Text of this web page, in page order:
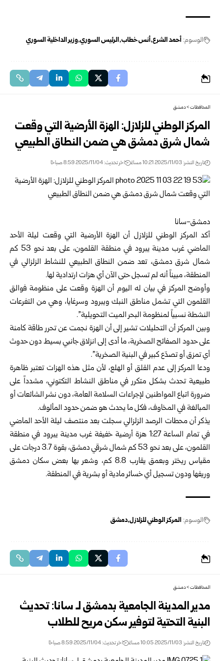
الوسوم: أحمد الشرع أنس خطاب الرئيس السوري وزير الداخلية السوري
المحافظات>دمشق
المركز الوطني للزلازل: الهزة الأرضية التي وقعت
شمال شرق دمشق هي ضمن النطاق الطبيعي
تاريخ النشر: 2025/11/03 10:21 مساءً اخر تحديث: 2025/11/04 8:59 صباحًا
دمشق-سانا
أكد المركز الوطني للزلازل أن الهزة الأرضية التي وقعت ليلة الأحد
الماضي غرب مدينة يبرود في منطقة القلمون، على بعد نحو 53 كم
شمال شرق دمشق، تعد ضمن النطاق الطبيعي للنشاط الزلزالي في
المنطقة، مبيناً أنه لم تسجل حتى الآن أي هزات ارتدادية لها.
وأوضح المركز في بيان له اليوم أن الهزة وقعت على منظومة فوالق
القلمون التي تشمل مناطق النبك ويبرود وسرغايا، وهي من التفرعات
النشطة نسبياً لمنظومة البحر الميت التحويلية”.
وبين المركز أن التحليلات تشير إلى أن الهزة نجمت عن تحرر طاقة كامنة
على حدود الصفائح الصخرية، ما أدى إلى انزلاق جانبي بسيط دون حدوث
أي تمزق أو تصدّع كبير في البنية الصخرية”.
ودعا المركز إلى عدم القلق أو الهلع، لأن مثل هذه الهزات تعتبر ظاهرة
طبيعية تحدث بشكل متكرر في مناطق النشاط التكتوني، مشدداً على
ضرورة اتباع المواطنين لإجراءات السلامة العامة، دون نشر الشائعات أو
المبالغة في المخاوف، فكل ما يحدث هو ضمن حدود المألوف.
يذكر أن محطات الرصد الزلزالي سجلت بعد منتصف ليلة الأحد الماضي
في تمام الساعة 1:27 هزة أرضية خفيفة غرب مدينة يبرود في منطقة
القلمون، على بعد نحو 53 كم شمال شرقي دمشق، بقوة 3.7 درجات على
مقياس ريختر وبعمق يقارب 8.8 كم، وشعر بها بعض سكان دمشق
وريفها ودون تسجيل أي خسائر مادية أو بشرية في المنطقة.
الوسوم: المركز الوطني للزلازل دمشق
المحافظات>دمشق
مدير المدينة الجامعية بدمشق لـ سانا: تحديث
البنية التحتية لتوفير سكن مريح للطلاب
تاريخ النشر: 2025/11/03 10:05 مساءً اخر تحديث: 2025/11/04 8:59 صباحًا